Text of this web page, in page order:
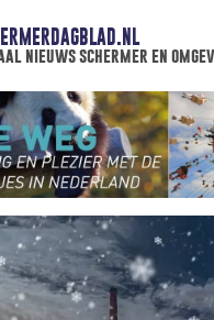
nieuws schermer en